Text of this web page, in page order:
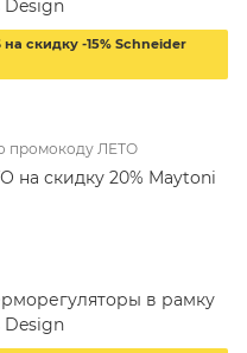
Design
скидку -15% Schneider
промокоду ЛЕТО
на скидку 20% Maytoni
в рамку
Design